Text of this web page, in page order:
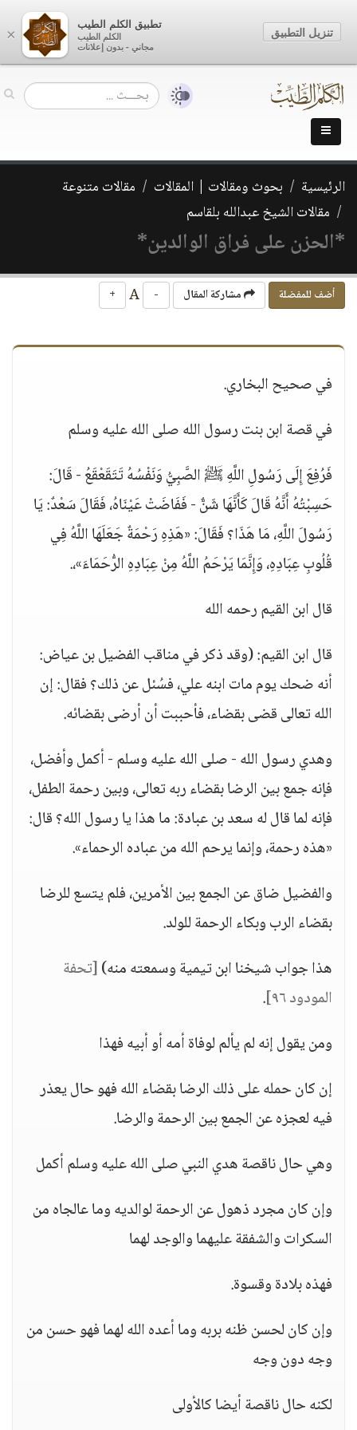
الرئيسية بحوث ومقالات | المقالات
مقالات متنوعة
مقالات الشيخ عبدالله بلقاسم
*الحزن على فراق الوالدين*
أضف للمفضلة مشاركة المقال -
+
في صحيح البخاري.
في قصة ابن بنت رسول الله صلى الله عليه وسلم
فَرُفِعَ إِلَى رَسُولِ اللَّهِ ﷺ الصَّبِيُّ وَنَفْسُهُ تَتَقَعْقَعُ - قَالَ:
حَسِبْتُهُ أَنَّهُ قَالَ كَأَنَّهَا شَنٌّ - فَفَاضَتْ عَيْنَاهُ، فَقَالَ سَعْدٌ: يَا
رَسُولَ اللَّهِ، مَا هَذَا؟ فَقَالَ: «هَذِهِ رَحْمَةٌ جَعَلَهَا اللَّهُ فِي
قُلُوبِ عِبَادِهِ، وَإِنَّمَا يَرْحَمُ اللَّهُ مِنْ عِبَادِهِ الرُّحَمَاءَ»،.
قال ابن القيم رحمه الله
قال ابن القيم: (وقد ذكر في مناقب الفضيل بن عياض:
أنه ضحك يوم مات ابنه علي، فسُئل عن ذلك؟ فقال: إن
الله تعالى قضى بقضاء، فأحببت أن أرضى بقضائه.
وهدي رسول الله - صلى الله عليه وسلم - أكمل وأفضل،
فإنه جمع بين الرضا بقضاء ربه تعالى، وبين رحمة الطفل،
فإنه لما قال له سعد بن عبادة: ما هذا يا رسول الله؟ قال:
«هذه رحمة، وإنما يرحم الله من عباده الرحماء».
والفضيل ضاق عن الجمع بين الأمرين، فلم يتسع للرضا
بقضاء الرب وبكاء الرحمة للولد.
هذا جواب شيخنا ابن تيمية وسمعته منه)[تحفة
المودود ٩٦]
.
ومن يقول إنه لم يألم لوفاة أمه أو أبيه فهذا
إن كان حمله على ذلك الرضا بقضاء الله فهو حال يعذر
فيه لعجزه عن الجمع بين الرحمة والرضا.
وهي حال ناقصة هدي النبي صلى الله عليه وسلم أكمل
وإن كان مجرد ذهول عن الرحمة لوالديه وما عالجاه من
السكرات والشفقة عليهما والوجد لهما
فهذه بلادة وقسوة.
وإن كان لحسن ظنه بربه وما أعده الله لهما فهو حسن من
وجه دون وجه
لكنه حال ناقصة أيضا كالأولى
×
تطبيق الكلم الطيب
الكلم الطيب
مجاني - بدون إعلانات
تنزيل التطبيق